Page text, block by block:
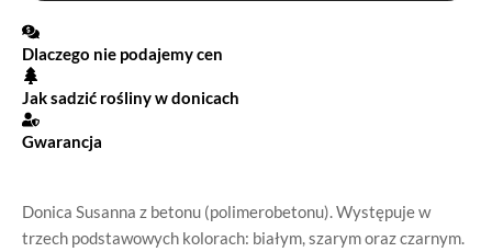
Donica Susanna z betonu (polimerobetonu). Występuje w
trzech podstawowych kolorach: białym, szarym oraz czarnym.
Dlaczego nie podajemy cen
Jak sadzić rośliny w donicach
Gwarancja